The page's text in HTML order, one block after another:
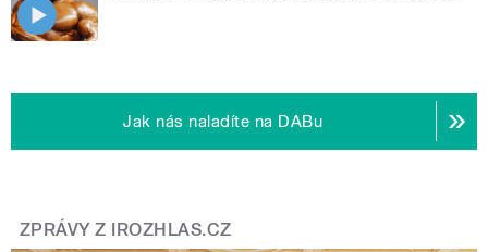
Jak nás naladíte na DABu
ZPRÁVY Z IROZHLAS.CZ